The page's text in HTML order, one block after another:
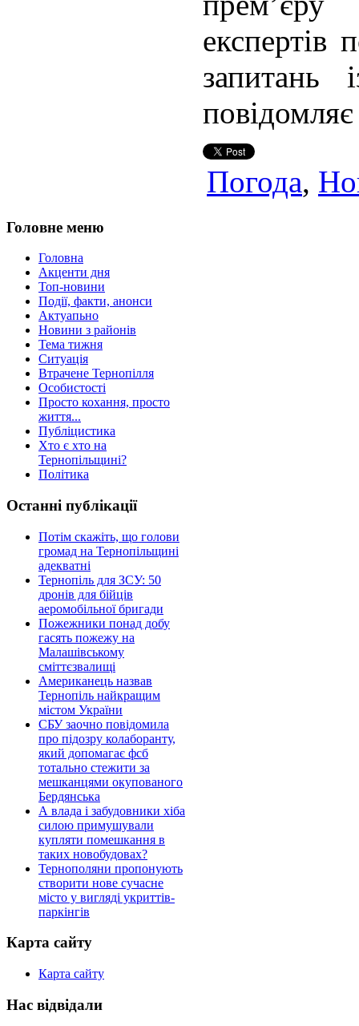
експертів
запитань
повідомляє
Погода,
Головне меню
Головна
Акценти дня
Топ-новини
Події, факти, анонси
Актуапьно
Новини з районів
Тема тижня
Ситуація
Втрачене Тернопілля
Особистості
Просто кохання, просто
життя...
Публіцистика
Хто є хто на
Тернопільщині?
Політика
Останні публікації
Потім скажіть, що голови
громад на Тернопільщині
адекватні
Тернопіль для ЗСУ: 50
дронів для бійців
аеромобільної бригади
Пожежники понад добу
гасять пожежу на
Малашівському
сміттєзвалищі
Американець назвав
Тернопіль найкращим
містом України
СБУ заочно повідомила
про підозру колаборанту,
який допомагає фсб
тотально стежити за
мешканцями окупованого
Бердянська
А влада і забудовники хіба
силою примушували
купляти помешкання в
таких новобудовах?
Тернополяни пропонують
створити нове сучасне
місто у вигляді укриттів-
паркінгів
Карта сайту
Карта сайту
Нас відвідали